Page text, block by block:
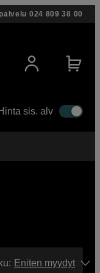
024 809 38 00
sis. alv
: Eniten myydyt